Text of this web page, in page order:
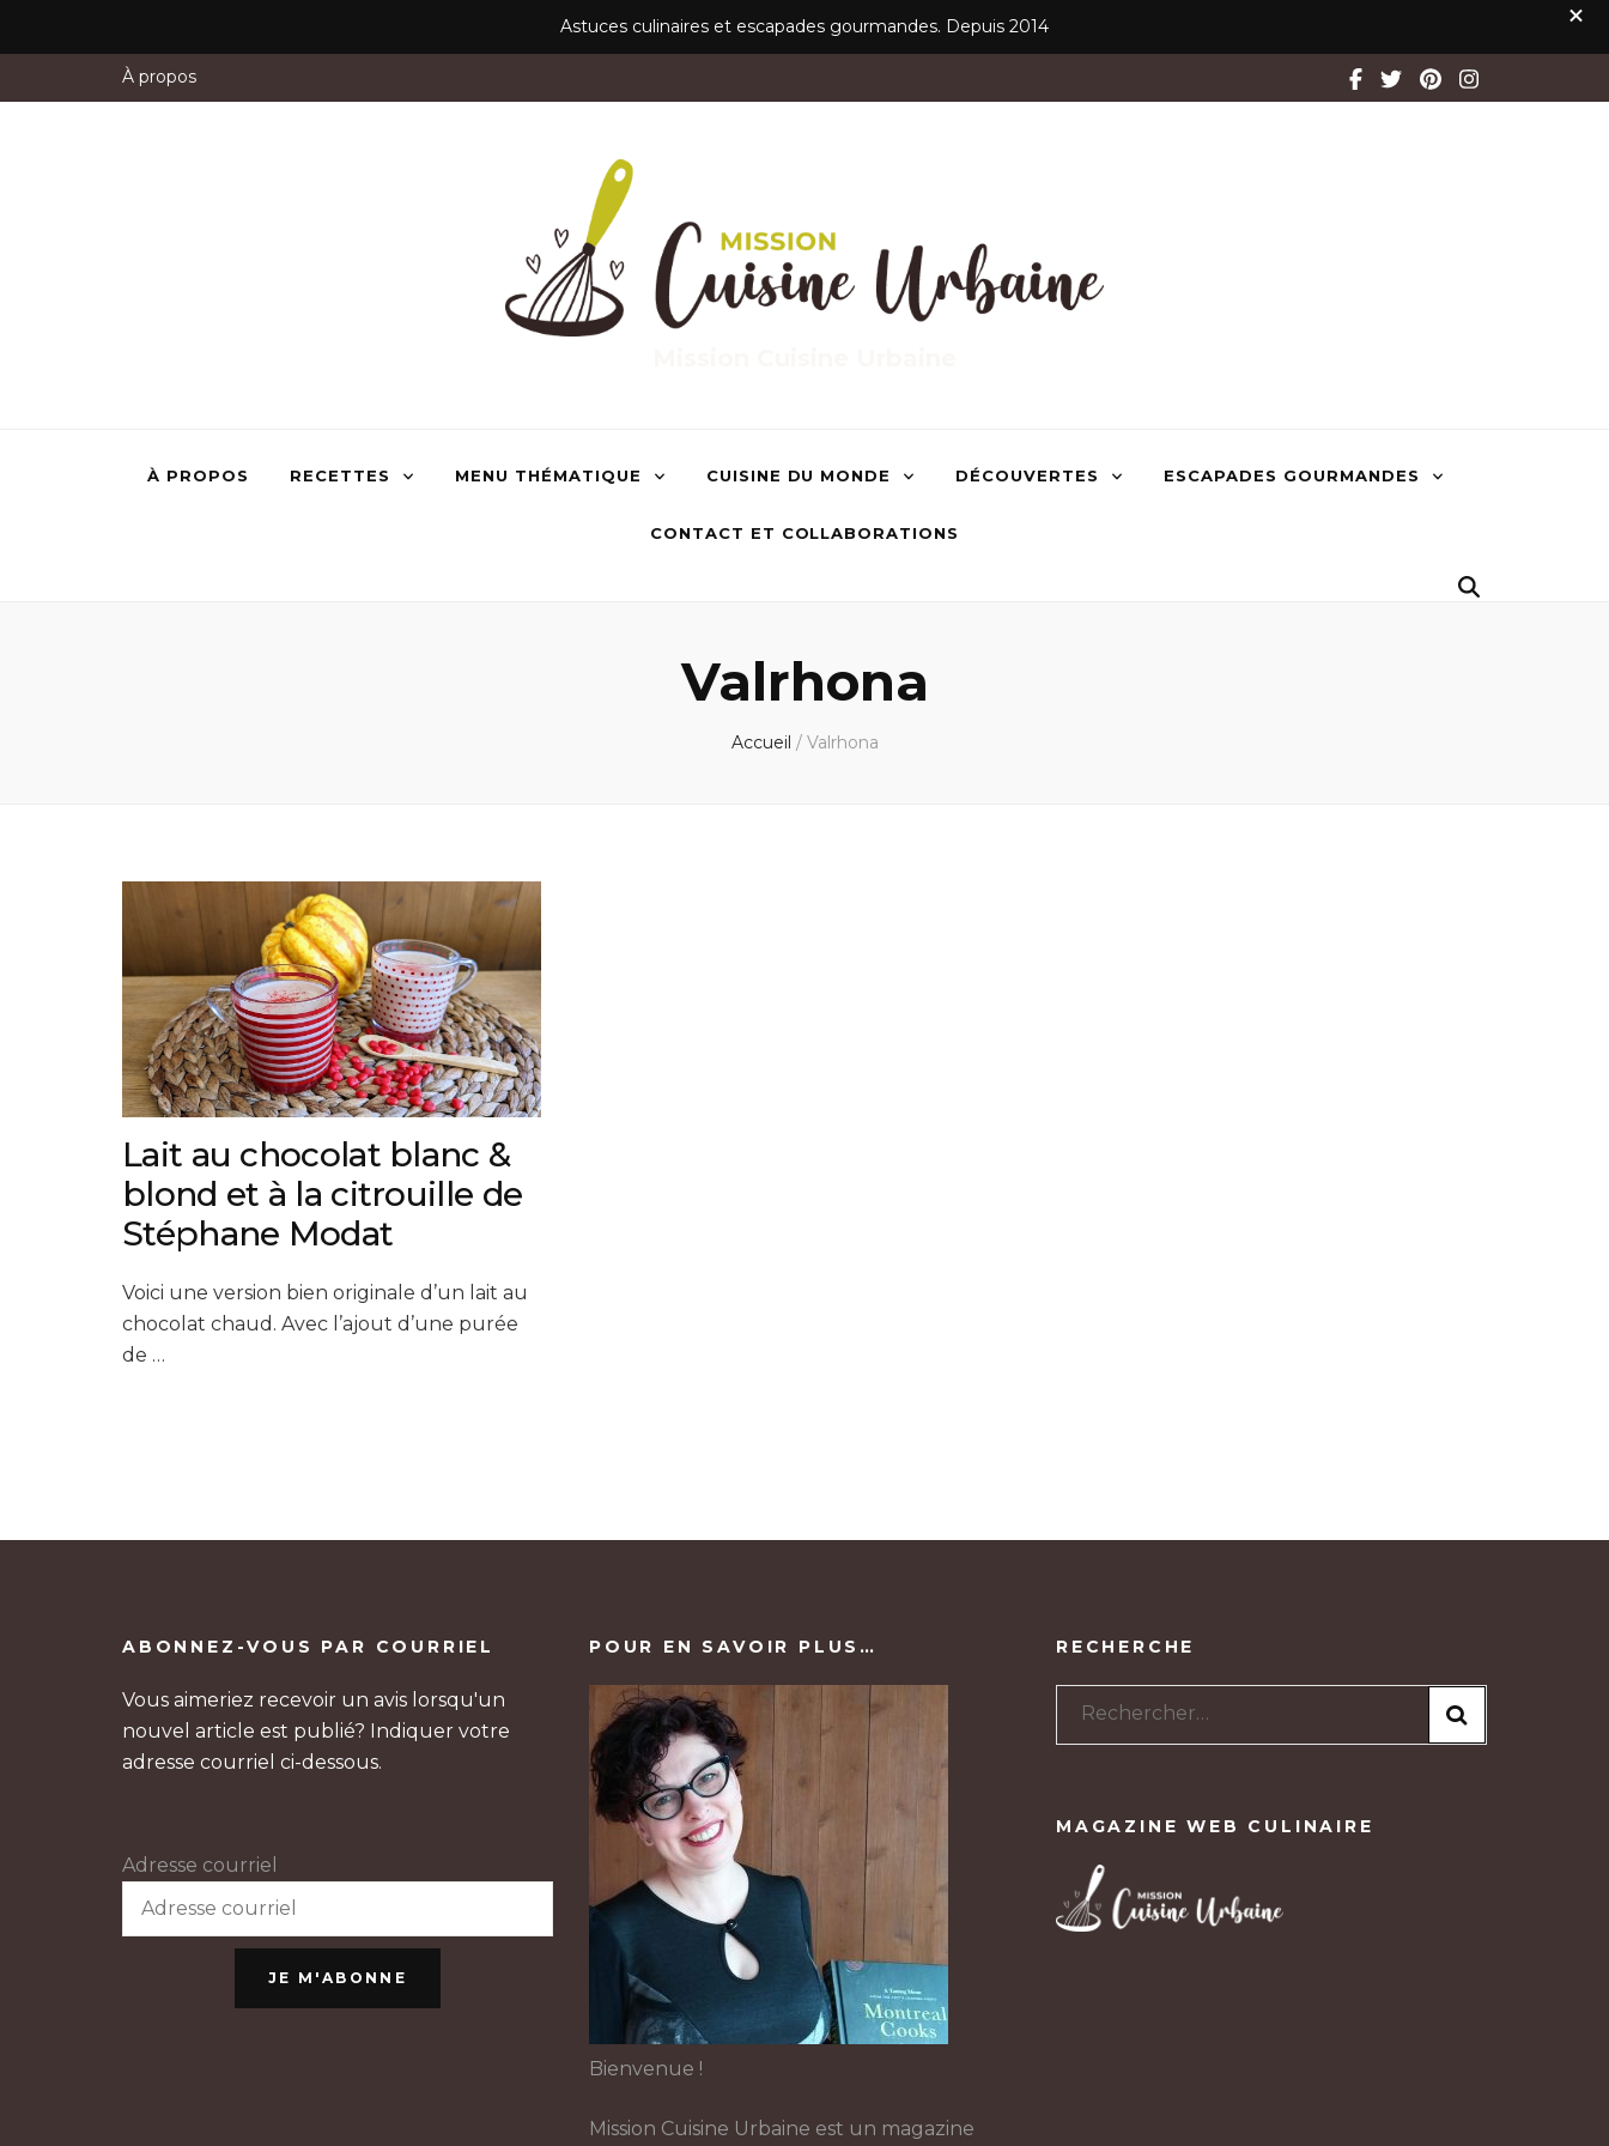
Astuces culinaires et escapades gourmandes. Depuis 2014
À propos
À PROPOS RECETTES MENU THÉMATIQUE CUISINE DU MONDE DÉCOUVERTES ESCAPADES GOURMANDES
CONTACT ET COLLABORATIONS
Valrhona
Accueil / Valrhona
Lait au chocolat blanc &
blond et à la citrouille de
Stéphane Modat
Voici une version bien originale d’un lait au
chocolat chaud. Avec l’ajout d’une purée
de …
ABONNEZ-VOUS PAR COURRIEL
Vous aimeriez recevoir un avis lorsqu'un
nouvel article est publié? Indiquer votre
adresse courriel ci-dessous.
Adresse courriel
JE M'ABONNE
POUR EN SAVOIR PLUS…
Bienvenue !
Mission Cuisine Urbaine est un magazine
RECHERCHE
Rechercher :
MAGAZINE WEB CULINAIRE